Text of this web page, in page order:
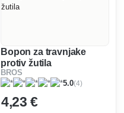
Bopon za travnjake
protiv žutila
BROS
5.0(4)
4,23 €